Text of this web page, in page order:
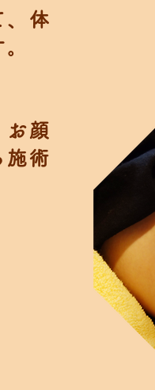
、体
お顔
施術